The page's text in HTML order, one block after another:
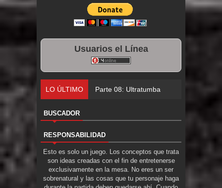
Usuarios el Línea
LO ÚLTIMO Parte 08: Ultratumba
BUSCADOR
RESPONSABILIDAD
Esto es solo un juego. Los conceptos que trata
son ideas creadas con el fin de entretenerse
exclusivamente en la mesa. No eres un ser
sobrenatural y las cosas que tu personaje haga